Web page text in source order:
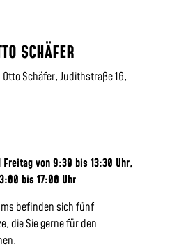
SCHÄFER
Schäfer, Judithstraße 16,
von 9:30 bis 13:30 Uhr,
bis 17:00 Uhr
befinden sich fünf
die Sie gerne für den